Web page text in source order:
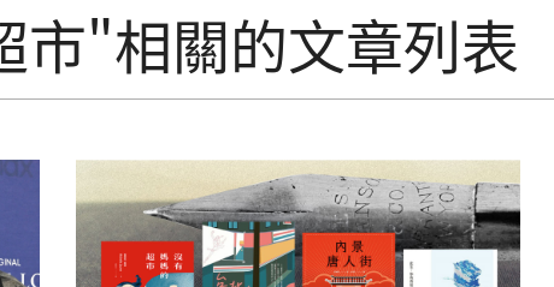
市"相關的文章列表